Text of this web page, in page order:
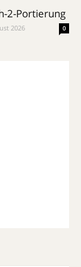
2-Portierung
2026 0